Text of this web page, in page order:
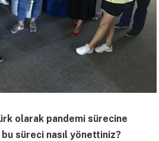
olarak pandemi sürecine
bu süreci nasıl yönettiniz?